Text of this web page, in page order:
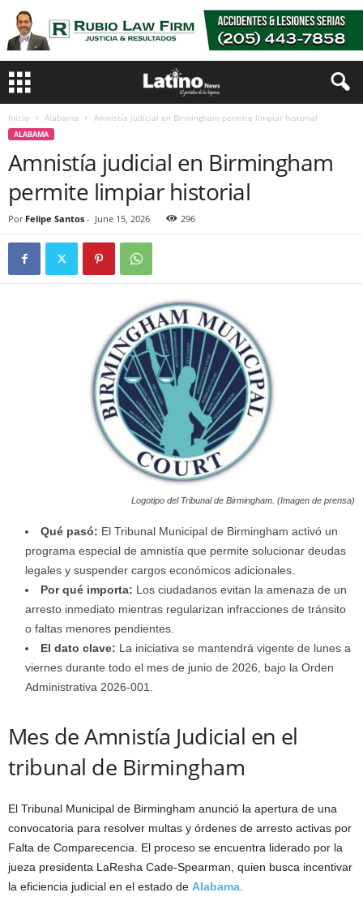
Inicio Alabama Amnistía judicial en Birmingham permite limpiar historial
ALABAMA
Amnistía judicial en Birmingham
permite limpiar historial
Por Felipe Santos - June 15, 2026 296
Logotipo del Tribunal de Birmingham. (Imagen de prensa)
Qué pasó: El Tribunal Municipal de Birmingham activó un
programa especial de amnistía que permite solucionar deudas
legales y suspender cargos económicos adicionales.
Por qué importa: Los ciudadanos evitan la amenaza de un
arresto inmediato mientras regularizan infracciones de tránsito
o faltas menores pendientes.
El dato clave: La iniciativa se mantendrá vigente de lunes a
viernes durante todo el mes de junio de 2026, bajo la Orden
Administrativa 2026-001.
Mes de Amnistía Judicial en el
tribunal de Birmingham
El Tribunal Municipal de Birmingham anunció la apertura de una
convocatoria para resolver multas y órdenes de arresto activas por
Falta de Comparecencia. El proceso se encuentra liderado por la
jueza presidenta LaResha Cade-Spearman, quien busca incentivar
la eficiencia judicial en el estado de Alabama